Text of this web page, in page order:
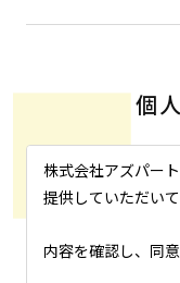
個
株式会社アズパー
提供していただいて
内容を確認し、同